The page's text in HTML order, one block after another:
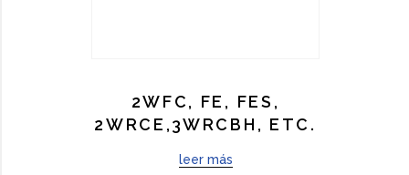
2WFC, FE, FES,
2WRCE,3WRCBH, ETC.
leer más